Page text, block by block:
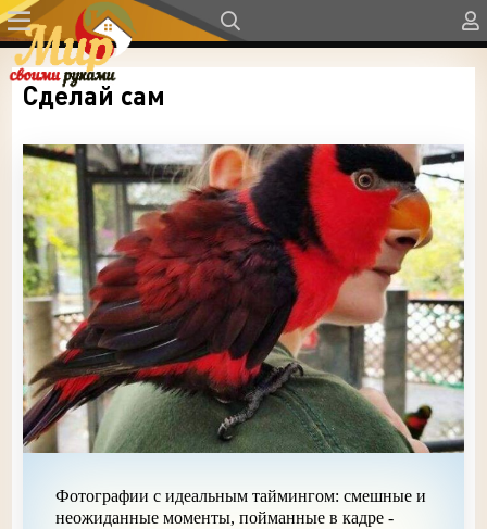
Сделай сам
Фотографии с идеальным таймингом: смешные и
неожиданные моменты, пойманные в кадре -